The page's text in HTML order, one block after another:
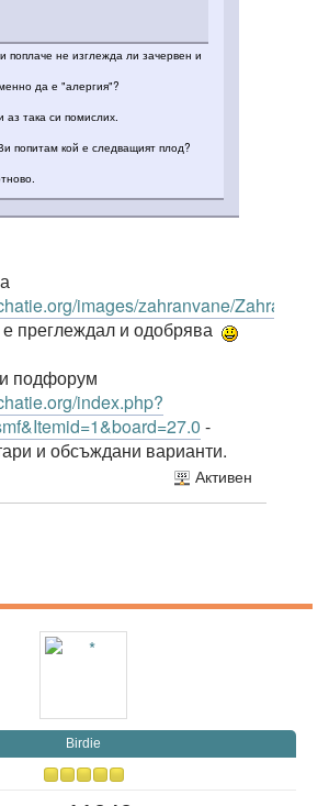
поплаче не изглежда ли зачервен и
да е "алергия"?
аз така си помислих.
попитам кой е следващият плод?
images/zahranvane/
преглеждал и одобрява
подфорум
index.php?
-
и обсъждани варианти.
Активен
Birdie